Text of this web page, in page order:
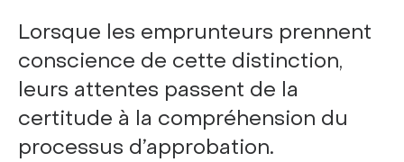
Lorsque les emprunteurs prennent
conscience de cette distinction,
leurs attentes passent de la
certitude à la compréhension du
processus d’approbation.